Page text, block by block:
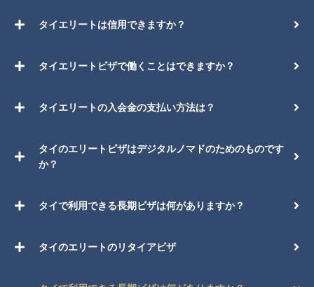
タイエリートは信用できますか？
タイエリートビザで働くことはできますか？
タイエリートの入会金の支払い方法は？
タイのエリートビザはデジタルノマドのためのものです
か？
タイで利用できる長期ビザは何がありますか？
タイのエリートのリタイアビザ